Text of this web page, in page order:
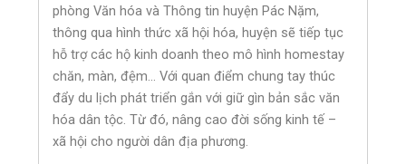
phòng Văn hóa và Thông tin huyện Pác Nặm,
thông qua hình thức xã hội hóa, huyện sẽ tiếp tục
hỗ trợ các hộ kinh doanh theo mô hình homestay
chăn, màn, đệm… Với quan điểm chung tay thúc
đẩy du lịch phát triển gắn với giữ gìn bản sắc văn
hóa dân tộc. Từ đó, nâng cao đời sống kinh tế –
xã hội cho người dân địa phương.